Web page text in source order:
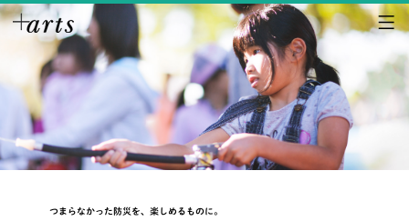
つまらなかった防災を、楽しめるものに。